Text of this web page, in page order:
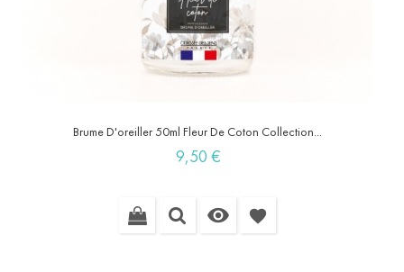
Brume D'oreiller 50ml Fleur De Coton Collection...
Prix
9,50 €
 favorite